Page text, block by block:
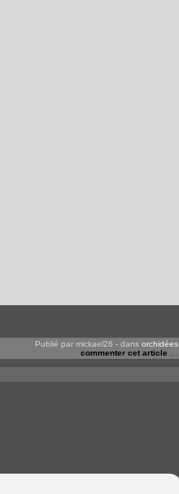
Publié par mickael26 - dans orchidées
commenter cet article